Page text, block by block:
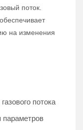
поток.
на изменения
потока
параметров